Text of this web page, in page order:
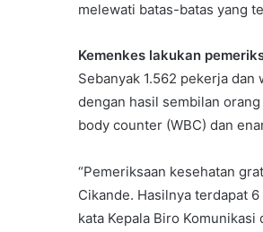
melewati batas-batas yang
Kemenkes lakukan
Sebanyak 1.562 pekerja
dengan hasil sembilan
body counter (WBC) dan
“Pemeriksaan kesehatan
Cikande. Hasilnya terdapat
kata Kepala Biro